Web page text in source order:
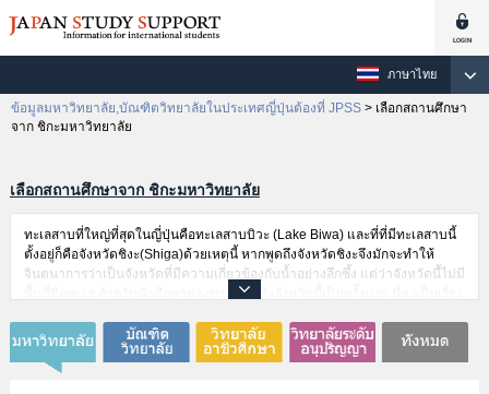
ภาษาไทย
ข้อมูลมหาวิทยาลัย,บัณฑิตวิทยาลัยในประเทศญี่ปุ่นต้องที่ JPSS > เลือกสถานศึกษา
จาก ชิกะมหาวิทยาลัย
เลือกสถานศึกษาจาก ชิกะมหาวิทยาลัย
ทะเลสาบที่ใหญ่ที่สุดในญี่ปุ่นคือทะเลสาบบิวะ (Lake Biwa) และที่ที่มีทะเลสาบนี้
ตั้งอยู่ก็คือจังหวัดชิงะ(Shiga)ด้วยเหตุนี้ หากพูดถึงจังหวัดชิงะจึงมักจะทำให้
จินตนาการว่าเป็นจังหวัดที่มีความเกี่ยวข้องกับน้ำอย่างลึกซึ้ง แต่ว่าจังหวัดนี้ไม่มี
พื้นที่ติดทะเล สำหรับนักศึกษาต่างขาติที่มายังจังหวัดนี้เป็นครั้งแรก นี่คงเป็นเรื่อง
นี้คงจะกลายเป็นประสบการณ์ที่มีคุณค่าสำหรับนักศึกษาต่างชาติ ที่จังหวัดชิงะ
นอกจากทะเลสาบบิวะแล้ว ยังมากไปด้วยสถานที่ที่ชวนให้นึกถึงยุคสมัย
สงคราม(Sengoku Jidai – Warring States Period)และยุคสมัยอาซึจิโมโมยา